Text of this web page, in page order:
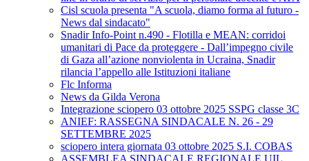
Cisl scuola presenta "A scuola, diamo forma al futuro -
News dal sindacato"
Snadir Info-Point n.490 - Flotilla e MEAN: corridoi
umanitari di Pace da proteggere - Dall’impegno civile
di Gaza all’azione nonviolenta in Ucraina, Snadir
rilancia l’appello alle Istituzioni italiane
Flc Informa
News da Gilda Verona
Integrazione sciopero 03 ottobre 2025 SSPG classe 3C
ANIEF: RASSEGNA SINDACALE N. 26 - 29
SETTEMBRE 2025
sciopero intera giornata 03 ottobre 2025 S.I. COBAS